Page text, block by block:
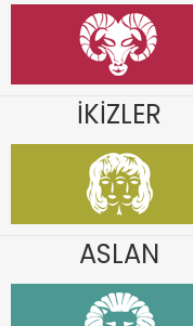
İKİZLER
ASLAN